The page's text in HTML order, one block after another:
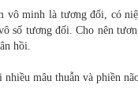
vô minh là tương đối, có
số tương đối. Cho nên
hồi.
mâu thuẫn và phiền